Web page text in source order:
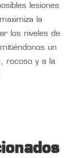
lesiones
la
los niveles de
un
rocoso y a la